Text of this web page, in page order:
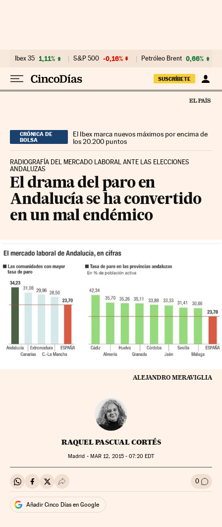
Ibex 35 1,11% S&P 500 -0,16% Petróleo Brent 0,66%
SUSCRÍBETE
CRÓNICA DE
BOLSA
El Ibex marca nuevos máximos por encima de
los 20.200 puntos
RADIOGRAFÍA DEL MERCADO LABORAL ANTE LAS ELECCIONES
ANDALUZAS
El drama del paro en
Andalucía se ha convertido
en un mal endémico
ALEJANDRO MERAVIGLIA
RAQUEL PASCUAL CORTÉS
Madrid - MAR 12, 2015 - 07:20EDT
Compartir en Whatsapp
Compartir en Facebook
Compartir en Twitter
Desplegar Redes Sociales 0 Ir a
Añadir Cinco Días en Google